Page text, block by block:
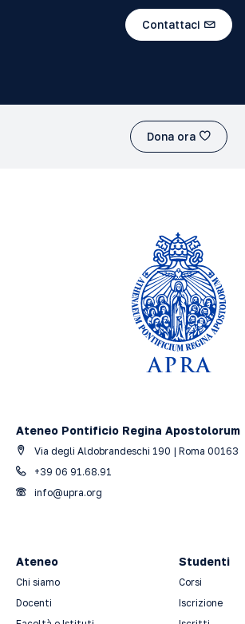
Contattaci
Dona ora
Ateneo Pontificio Regina Apostolorum
Via degli Aldobrandeschi 190 | Roma 00163
+39 06 91.68.91
info@upra.org
Ateneo
Chi siamo
Docenti
Studenti
Corsi
Iscrizione